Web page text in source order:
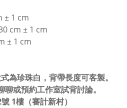
± 1 cm
cm ± 1 cm
± 1 cm
珍珠白，背帶長度可客製。
或預約工作室試背討論。
1樓（審計新村）